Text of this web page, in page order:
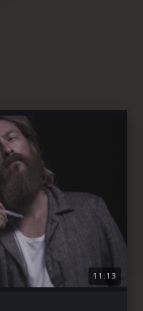
11:13